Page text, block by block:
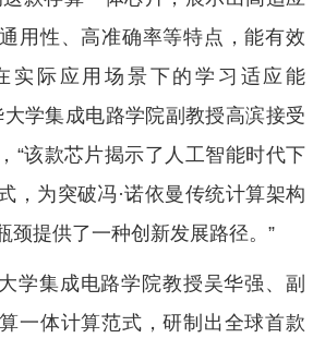
用性、高准确率等特点，能有效
实际应用场景下的学习适应能
大学集成电路学院副教授高滨接受
“该款芯片揭示了人工智能时代下
，为突破冯·诺依曼传统计算架构
颈提供了一种创新发展路径。”
学集成电路学院教授吴华强、副
一体计算范式，研制出全球首款